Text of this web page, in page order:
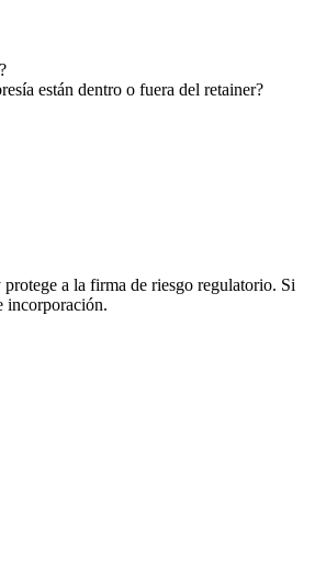
están dentro o fuera del retainer?
a la firma de riesgo regulatorio. Si
incorporación.